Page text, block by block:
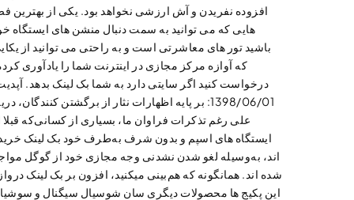
افزوده نفریدن و آش ارزشی نخواهد بود. یکی از بهترین
هایی که می توانید به سمت دنبال منشن های ایستگاه
باشید تور های معاشرتی است و به راحتی می توانید از
که آوازه مرکز مجازی در اینترنت شما را یادآوری
درخواست کنید اگر سایتی دارد به شما بک لینک بدهد.
1398/06/01: بر پایه اظهارات نثار از برگشتن کنندگان،
علی رغم تذکرات فراوان ما، بسیاری از کسانی‌که قبلا
ایستگاه های اسپم و بدون شرف به‌طرف خود بک لینک
اند، به‌وسیله لغو شدن نشدنی وجه مجازی خود از گوگل
شده اند. همانگونه که هم‌بینی میکنید، افزون بر بک لینک
این پکیج ها محصولات دیگری سان شوسیال سیگنال و